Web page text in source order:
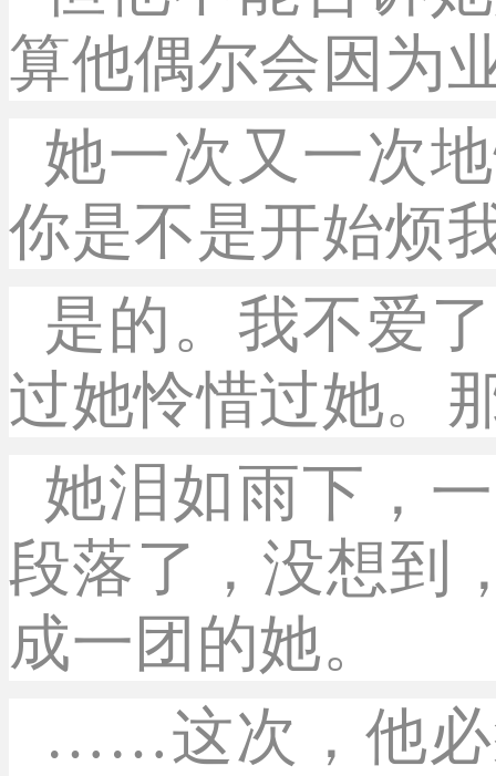
算他偶尔会因为
她一次又一次
你是不是开始烦
是的。我不爱
过她怜惜过她。
她泪如雨下，
段落了，没想到
成一团的她。
……这次，他必